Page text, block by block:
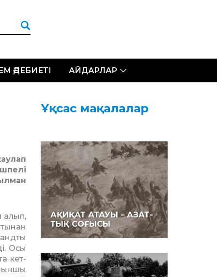
ӘДЕБИЕТІ АЙДАРЛАР
алып,
Осы
кет­
Ұқсас мақалалар
АҚИҚАТ АТАУЫ – АЗАТ­
ТЫҚ СОҒЫСЫ